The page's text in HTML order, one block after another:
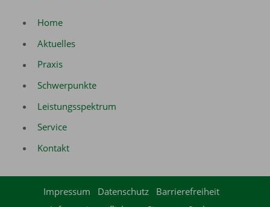
Home
Aktuelles
Praxis
Schwerpunkte
Leistungsspektrum
Service
Kontakt
Impressum Datenschutz
Barrierefreiheit